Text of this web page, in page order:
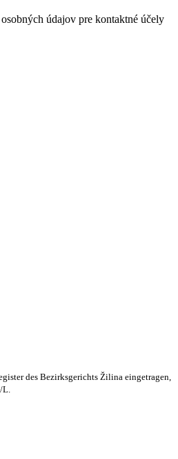
údajov pre kontaktné účely
des Bezirksgerichts Žilina eingetragen,